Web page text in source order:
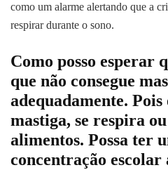
como um alarme alertando que a
respirar durante o sono.
Como posso esperar
que não consegue
adequadamente. Pois
mastiga, se respira ou
alimentos. Possa ter
concentração escolar